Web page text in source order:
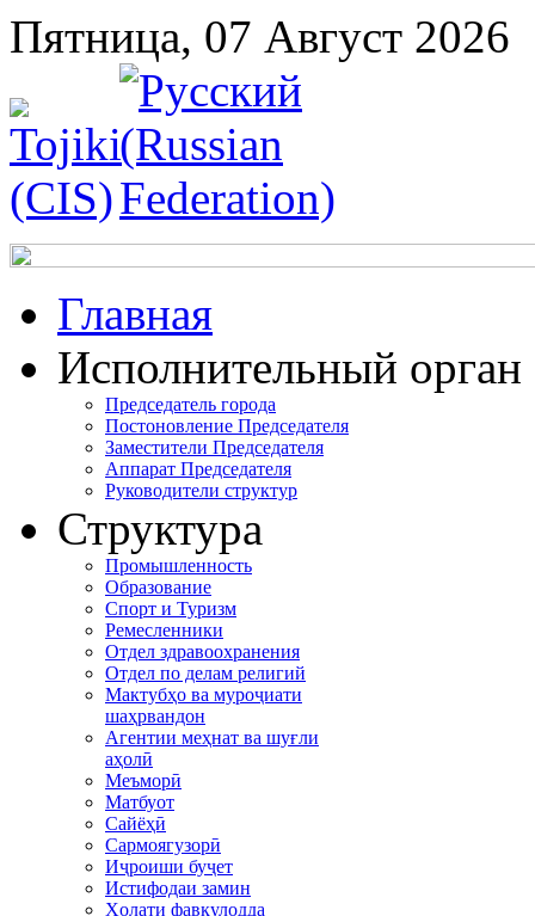
Пятница, 07 Август 2026
Главная
Исполнительный орган
Председатель города
Постоновление Председателя
Заместители Председателя
Аппарат Председателя
Руководители структур
Структура
Промышленность
Образование
Спорт и Туризм
Ремесленники
Отдел здравоохранения
Отдел по делам религий
Мактубҳо ва муроҷиати
шаҳрвандон
Агентии меҳнат ва шуғли
аҳолӣ
Меъморӣ
Матбуот
Сайёҳӣ
Сармоягузорӣ
Иҷроиши буҷет
Истифодаи замин
Ҳолати фавқулодда